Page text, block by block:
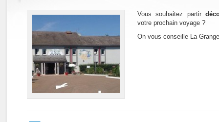
Vous souhaitez partir
votre prochain voyage ?
On vous conseille La